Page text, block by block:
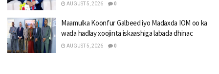
AUGUST 5, 2026 0
Maamulka Koonfur Galbeed iyo Madaxda IOM oo ka
wada hadlay xoojinta iskaashiga labada dhinac
AUGUST 5, 2026 0